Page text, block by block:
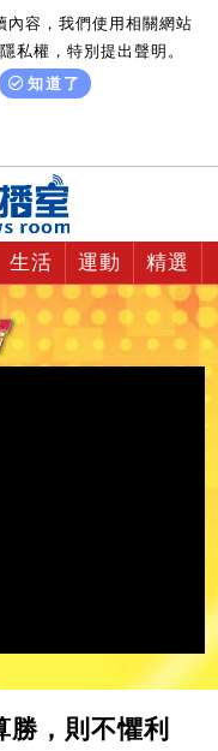
內容，我們使用相關網站
私權，特別提出聲明。
知道了
生活 運動 精選
，則不懼利